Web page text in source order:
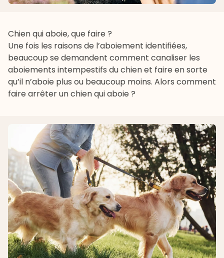
Chien qui aboie, que faire ?
Une fois les raisons de l’aboiement identifiées,
beaucoup se demandent comment canaliser les
aboiements intempestifs du chien et faire en sorte
qu’il n’aboie plus ou beaucoup moins. Alors comment
faire arrêter un chien qui aboie ?